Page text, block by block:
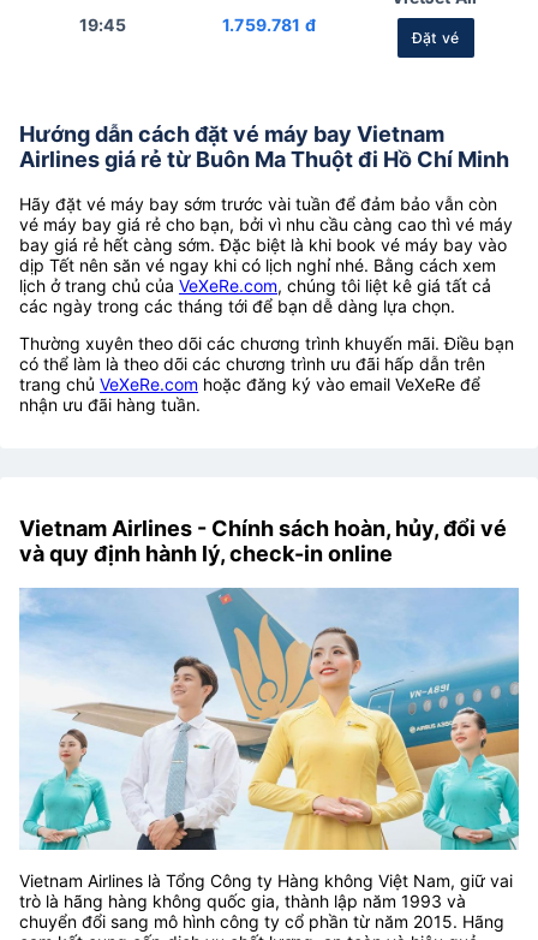
19:45 1.759.781 đ
Đặt vé
Hướng dẫn cách đặt vé máy bay Vietnam
Airlines giá rẻ từ Buôn Ma Thuột đi Hồ Chí Minh
Hãy đặt vé máy bay sớm trước vài tuần để đảm bảo vẫn còn
vé máy bay giá rẻ cho bạn, bởi vì nhu cầu càng cao thì vé máy
bay giá rẻ hết càng sớm. Đặc biệt là khi book vé máy bay vào
dịp Tết nên săn vé ngay khi có lịch nghỉ nhé. Bằng cách xem
lịch ở trang chủ của VeXeRe.com, chúng tôi liệt kê giá tất cả
các ngày trong các tháng tới để bạn dễ dàng lựa chọn.
Thường xuyên theo dõi các chương trình khuyến mãi. Điều bạn
có thể làm là theo dõi các chương trình ưu đãi hấp dẫn trên
trang chủ VeXeRe.com hoặc đăng ký vào email VeXeRe để
nhận ưu đãi hàng tuần.
Vietnam Airlines - Chính sách hoàn, hủy, đổi vé
và quy định hành lý, check-in online
Vietnam Airlines là Tổng Công ty Hàng không Việt Nam, giữ vai
trò là hãng hàng không quốc gia, thành lập năm 1993 và
chuyển đổi sang mô hình công ty cổ phần từ năm 2015. Hãng